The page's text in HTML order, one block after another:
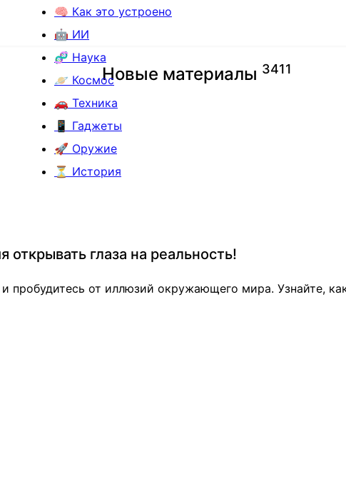
🧠 Как это устроено
🤖 ИИ
🧬 Наука
🪐 Космос
🚗 Техника
📱 Гаджеты
🚀 Оружие
⏳ История
Новые материалы 3411
глаза на реальность!
пробудитесь от иллюзий окружающего мира. Узнайте,